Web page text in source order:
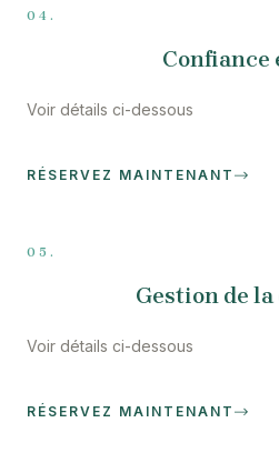
04.
Confiance
Voir détails ci-dessous
RÉSERVEZ MAINTENANT
05.
Gestion de
Voir détails ci-dessous
RÉSERVEZ MAINTENANT